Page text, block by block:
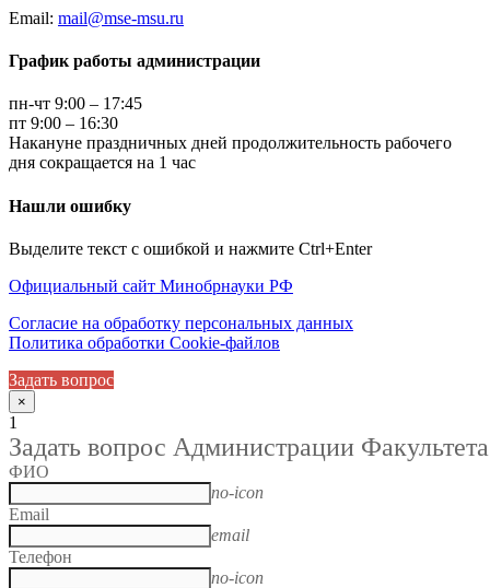
Email: mail@mse-msu.ru
График работы администрации
пн-чт 9:00 – 17:45
пт 9:00 – 16:30
Накануне праздничных дней продолжительность рабочего
дня сокращается на 1 час
Нашли ошибку
Выделите текст с ошибкой и нажмите Ctrl+Enter
Официальный сайт Минобрнауки РФ
Согласие на обработку персональных данных
Политика обработки Cookie-файлов
Задать вопрос
×
1
Задать вопрос Администрации Факультета
ФИО
no-icon
Email
email
Телефон
no-icon